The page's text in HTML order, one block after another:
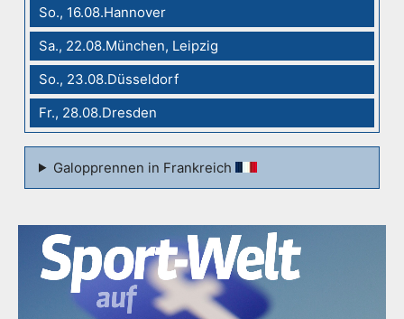
So., 16.08.Hannover
Sa., 22.08.München, Leipzig
So., 23.08.Düsseldorf
Fr., 28.08.Dresden
Galopprennen in Frankreich